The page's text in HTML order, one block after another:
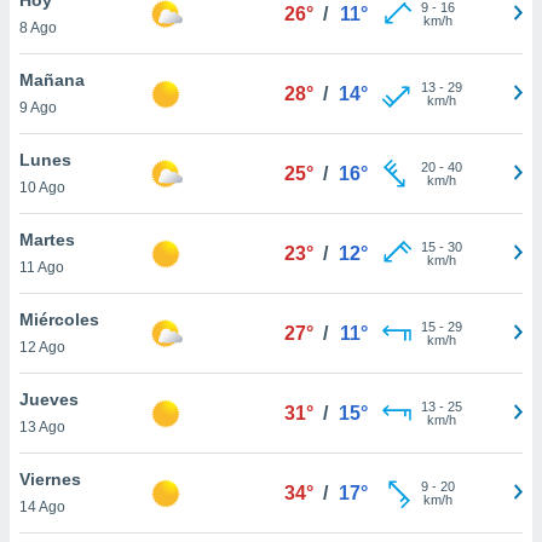
en
más
nuestra
de
cookies
aceptar
8 Ago
26° / 11° 9- 16
km/h
Mañana
9 Ago
28° / 14° 13- 29
km/h
Lunes
10 Ago
25° / 16° 20- 40
km/h
Martes
11 Ago
23° / 12° 15- 30
km/h
Miércoles
12 Ago
27° / 11° 15- 29
km/h
Jueves
13 Ago
31° / 15° 13- 25
km/h
Viernes
14 Ago
34° / 17° 9- 20
km/h